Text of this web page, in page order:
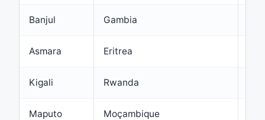
Banjul Gambia
Asmara Eritrea
Kigali Rwanda
Maputo Moçambique